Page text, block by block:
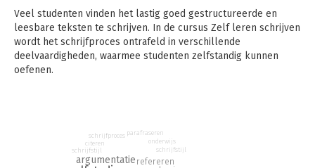
Veel studenten vinden het lastig goed gestructureerde en
leesbare teksten te schrijven. In de cursus Zelf leren schrijven
wordt het schrijfproces ontrafeld in verschillende
deelvaardigheden, waarmee studenten zelfstandig kunnen
oefenen.
combinatie van een heldere uitleg over de verschillende
vaardigheden en de oefeningen met feedback, leidt tot een
zeer effectieve training.
argumentatie refereren
schrijfstijl
citeren
schrijfproces parafraseren
onderwijs
schrijfstijl